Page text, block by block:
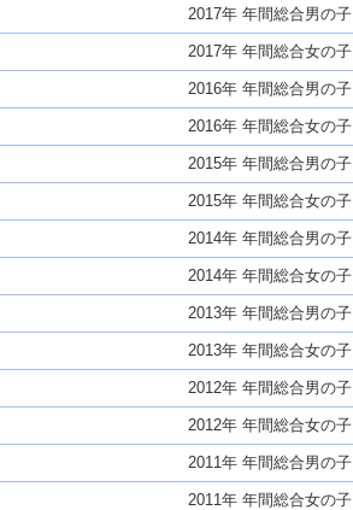
2017年 年間総合男の子
2017年 年間総合女の子
2016年 年間総合男の子
2016年 年間総合女の子
2015年 年間総合男の子
2015年 年間総合女の子
2014年 年間総合男の子
2014年 年間総合女の子
2013年 年間総合男の子
2013年 年間総合女の子
2012年 年間総合男の子
2012年 年間総合女の子
2011年 年間総合男の子
2011年 年間総合女の子